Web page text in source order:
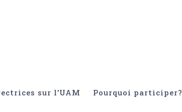
sur l’UAM Pourquoi participer?